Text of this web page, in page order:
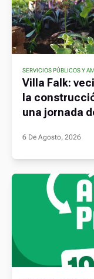
SERVICIOS PÚBLICOS Y
Villa Falk:
la
una jornada
6 De Agosto, 2026